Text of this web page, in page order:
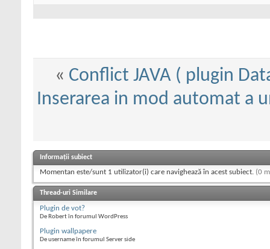
« Conflict JAVA ( plugin
Inserarea in mod automat a
Informații subiect
Momentan este/sunt 1 utilizator(i) care navighează în acest subiect. (0
Thread-uri Similare
Plugin de vot?
De Robert în forumul WordPress
Plugin wallpapere
De username în forumul Server side